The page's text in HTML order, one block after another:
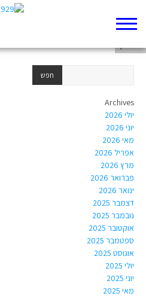
Archives
יולי 2026
יוני 2026
מאי 2026
אפריל 2026
מרץ 2026
פברואר 2026
ינואר 2026
דצמבר 2025
נובמבר 2025
אוקטובר 2025
ספטמבר 2025
אוגוסט 2025
יולי 2025
יוני 2025
מאי 2025